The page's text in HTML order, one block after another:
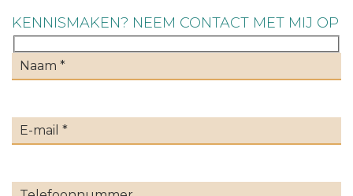
KENNISMAKEN? NEEM CONTACT MET MIJ OP